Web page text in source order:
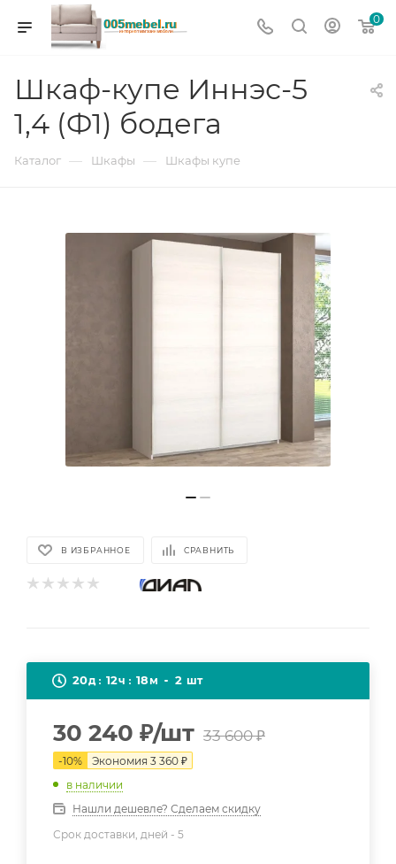
0
Шкаф-купе Иннэс-5
1,4 (Ф1) бодега
Каталог — Шкафы — Шкафы купе
В ИЗБРАННОЕ СРАВНИТЬ
20д 12ч 18м 2 шт
30 240 ₽/шт 33 600₽
-10% Экономия 3 360 ₽
в наличии
Нашли дешевле? Сделаем скидку
Срок доставки, дней - 5